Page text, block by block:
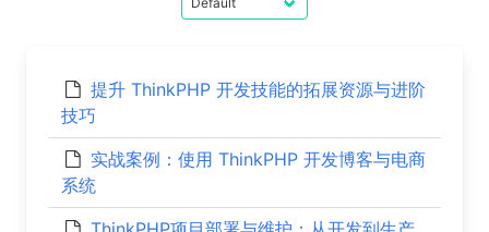
提升 ThinkPHP 开发技能的拓展资源与进阶
技巧
实战案例：使用 ThinkPHP 开发博客与电商
系统